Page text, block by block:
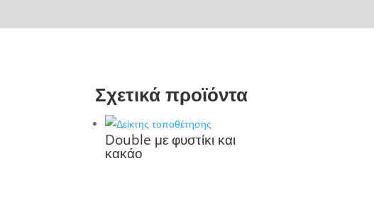
Σχετικά προϊόντα
Double με φυστίκι και
κακάο